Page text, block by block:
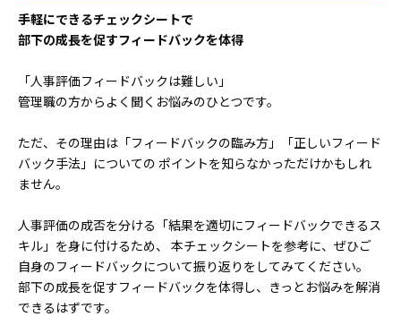
手軽にできるチェックシートで
部下の成長を促すフィードバックを体得
「人事評価フィードバックは難しい」
管理職の方からよく聞くお悩みのひとつです。
ただ、その理由は「フィードバックの臨み方」「正しいフィード
バック手法」についての ポイントを知らなかっただけかもしれ
ません。
人事評価の成否を分ける「結果を適切にフィードバックできるス
キル」を身に付けるため、
本チェックシートを参考に、ぜひご
自身のフィードバックについて振り返りをしてみてください。
部下の成長を促すフィードバックを体得し、きっとお悩みを解消
できるはずです。